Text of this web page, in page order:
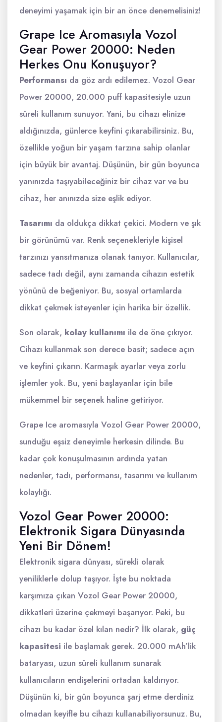
deneyimi yaşamak için bir an önce denemelisiniz!
Grape Ice Aromasıyla Vozol
Gear Power 20000: Neden
Herkes Onu Konuşuyor?
Performansı da göz ardı edilemez. Vozol Gear
Power 20000, 20.000 puff kapasitesiyle uzun
süreli kullanım sunuyor. Yani, bu cihazı elinize
aldığınızda, günlerce keyfini çıkarabilirsiniz. Bu,
özellikle yoğun bir yaşam tarzına sahip olanlar
için büyük bir avantaj. Düşünün, bir gün boyunca
yanınızda taşıyabileceğiniz bir cihaz var ve bu
cihaz, her anınızda size eşlik ediyor.
Tasarımı da oldukça dikkat çekici. Modern ve şık
bir görünümü var. Renk seçenekleriyle kişisel
tarzınızı yansıtmanıza olanak tanıyor. Kullanıcılar,
sadece tadı değil, aynı zamanda cihazın estetik
yönünü de beğeniyor. Bu, sosyal ortamlarda
dikkat çekmek isteyenler için harika bir özellik.
Son olarak, kolay kullanımı ile de öne çıkıyor.
Cihazı kullanmak son derece basit; sadece açın
ve keyfini çıkarın. Karmaşık ayarlar veya zorlu
işlemler yok. Bu, yeni başlayanlar için bile
mükemmel bir seçenek haline getiriyor.
Grape Ice aromasıyla Vozol Gear Power 20000,
sunduğu eşsiz deneyimle herkesin dilinde. Bu
kadar çok konuşulmasının ardında yatan
nedenler, tadı, performansı, tasarımı ve kullanım
kolaylığı.
Vozol Gear Power 20000:
Elektronik Sigara Dünyasında
Yeni Bir Dönem!
Elektronik sigara dünyası, sürekli olarak
yeniliklerle dolup taşıyor. İşte bu noktada
karşımıza çıkan Vozol Gear Power 20000,
dikkatleri üzerine çekmeyi başarıyor. Peki, bu
cihazı bu kadar özel kılan nedir? İlk olarak, güç
kapasitesi ile başlamak gerek. 20.000 mAh’lik
bataryası, uzun süreli kullanım sunarak
kullanıcıların endişelerini ortadan kaldırıyor.
Düşünün ki, bir gün boyunca şarj etme derdiniz
olmadan keyifle bu cihazı kullanabiliyorsunuz. Bu,